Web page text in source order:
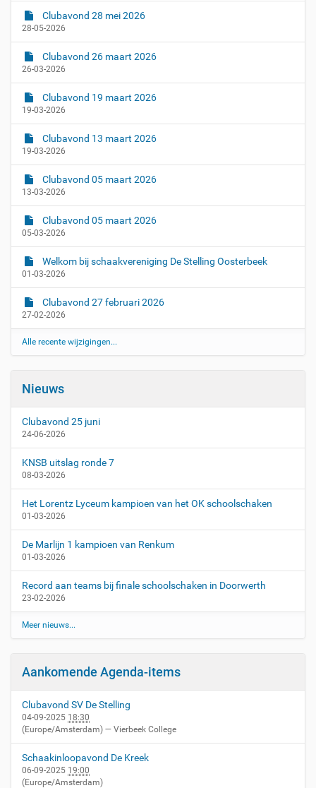
Clubavond 28 mei 2026
28-05-2026
Clubavond 26 maart 2026
26-03-2026
Clubavond 19 maart 2026
19-03-2026
Clubavond 13 maart 2026
19-03-2026
Clubavond 05 maart 2026
13-03-2026
Clubavond 05 maart 2026
05-03-2026
Welkom bij schaakvereniging De Stelling Oosterbeek
01-03-2026
Clubavond 27 februari 2026
27-02-2026
Alle recente wijzigingen...
Nieuws
Clubavond 25 juni
24-06-2026
KNSB uitslag ronde 7
08-03-2026
Het Lorentz Lyceum kampioen van het OK schoolschaken
01-03-2026
De Marlijn 1 kampioen van Renkum
01-03-2026
Record aan teams bij finale schoolschaken in Doorwerth
23-02-2026
Meer nieuws...
Aankomende Agenda-items
Clubavond SV De Stelling
04-09-2025 18:30
(Europe/Amsterdam) — Vierbeek College
Schaakinloopavond De Kreek
06-09-2025 19:00
(Europe/Amsterdam)